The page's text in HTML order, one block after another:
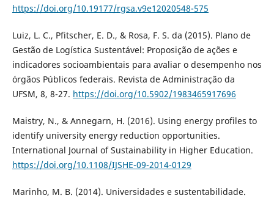
https://doi.org/10.19177/rgsa.v9e12020548-575
Luiz, L. C., Pfitscher, E. D., & Rosa, F. S. da (2015). Plano de
Gestão de Logística Sustentável: Proposição de ações e
indicadores socioambientais para avaliar o desempenho nos
órgãos Públicos federais. Revista de Administração da
UFSM, 8, 8-27. https://doi.org/10.5902/1983465917696
Maistry, N., & Annegarn, H. (2016). Using energy profiles to
identify university energy reduction opportunities.
International Journal of Sustainability in Higher Education.
https://doi.org/10.1108/IJSHE-09-2014-0129
Marinho, M. B. (2014). Universidades e sustentabilidade.